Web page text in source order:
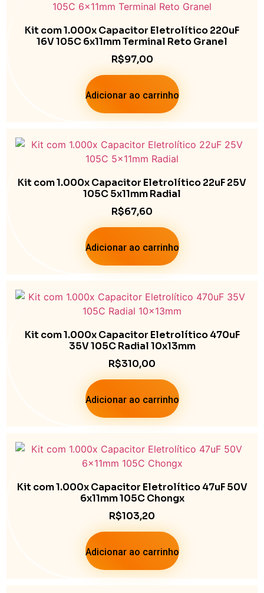
Kit com 1.000x Capacitor Eletrolítico 220uF
16V 105C 6x11mm Terminal Reto Granel
R$97,00
Adicionar ao carrinho
Kit com 1.000x Capacitor Eletrolítico 22uF 25V
105C 5x11mm Radial
R$67,60
Adicionar ao carrinho
Kit com 1.000x Capacitor Eletrolítico 470uF
35V 105C Radial 10x13mm
R$310,00
Adicionar ao carrinho
Kit com 1.000x Capacitor Eletrolítico 47uF 50V
6x11mm 105C Chongx
R$103,20
Adicionar ao carrinho